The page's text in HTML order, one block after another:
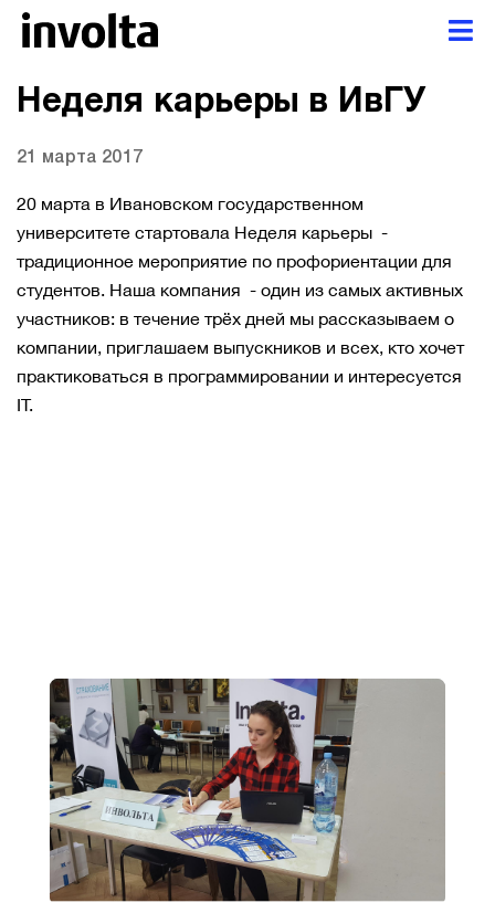
Неделя карьеры в ИвГУ
21 марта 2017
20 марта в Ивановском государственном
университете стартовала Неделя карьеры -
традиционное мероприятие по профориентации для
студентов. Наша компания - один из самых активных
участников: в течение трёх дней мы рассказываем о
компании, приглашаем выпускников и всех, кто хочет
практиковаться в программировании и интересуется
IT.